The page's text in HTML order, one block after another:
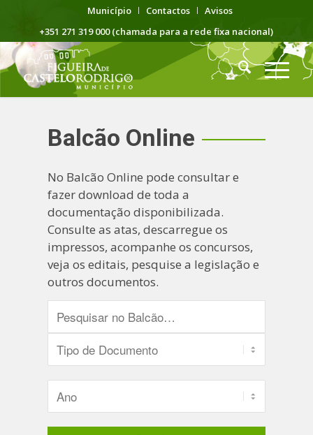
Município Contactos
Avisos
+351 271 319 000 (chamada para a rede fixa nacional)
Balcão Online
No Balcão Online pode consultar e
fazer download de toda a
documentação disponibilizada.
Consulte as atas, descarregue os
impressos, acompanhe os concursos,
veja os editais, pesquise a legislação e
outros documentos.